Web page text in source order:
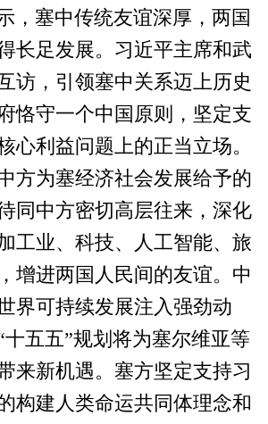
，塞中传统友谊深厚，两国
长足发展。习近平主席和武
访，引领塞中关系迈上历史
恪守一个中国原则，坚定支
心利益问题上的正当立场。
方为塞经济社会发展给予的
同中方密切高层往来，深化
工业、科技、人工智能、旅
增进两国人民间的友谊。中
界可持续发展注入强劲动
十五五”规划将为塞尔维亚等
来新机遇。塞方坚定支持习
构建人类命运共同体理念和